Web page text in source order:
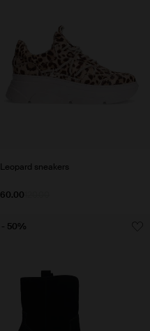
Leopard sneakers
60.00
- 50%